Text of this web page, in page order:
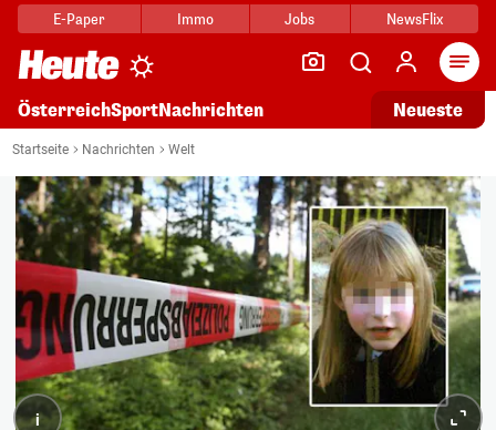
E-Paper Immo Jobs NewsFlix
ÖsterreichSportNachrichten Neueste
Startseite Nachrichten Welt
i